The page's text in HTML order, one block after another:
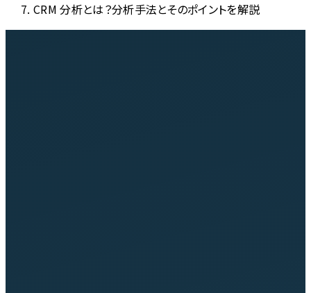
CRM 分析とは？分析手法とそのポイントを解説